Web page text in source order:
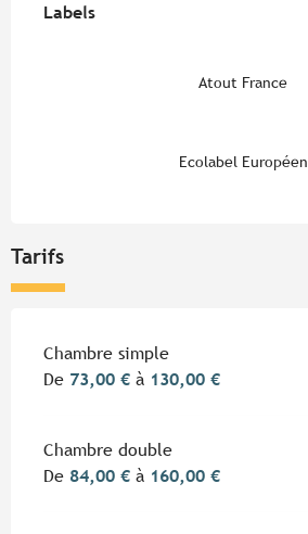
Labels
Labels
Atout France
Ecolabel Européen
Tarifs
Tarifs 2026
Chambre simple
De 73,00 € à 130,00 €
Chambre double
De 84,00 € à 160,00 €